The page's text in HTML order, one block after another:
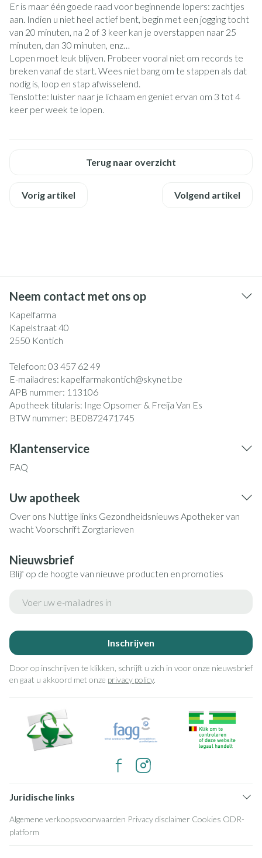
Er is maar één goede raad voor beginnende lopers: zachtjes
aan. Indien u niet heel actief bent, begin met een jogging tocht
van 20 minuten, na 2 of 3 keer kan je overstappen naar 25
minuten, dan 30 minuten, enz…
Lopen moet leuk blijven. Probeer vooral niet om records te
breken vanaf de start. Wees niet bang om te stappen als dat
nodig is, loop en stap afwisselend.
Tenslotte: luister naar je lichaam en geniet ervan om 3 tot 4
keer per week te lopen.
Terug naar overzicht
Vorig artikel Volgend artikel
Neem contact met ons op
Kapelfarma
Kapelstraat 40
2550 Kontich
Telefoon: 03 457 62 49
E-mailadres: kapelfarmakontich@skynet.be
APB nummer: 113106
Apotheek titularis: Inge Opsomer & Freija Van Es
BTW nummer: BE0872471745
Klantenservice
FAQ
Uw apotheek
Over ons Nuttige links Gezondheidsnieuws Apotheker van
wachtVoorschrift Zorgtarieven
Nieuwsbrief
Blijf op de hoogte van nieuwe producten en promoties
Inschrijven
Door op inschrijven te klikken, schrijft u zich in voor onze nieuwsbrief
en gaat u akkoord met onze privacy policy.
Juridische links
Algemene verkoopsvoorwaarden Privacy disclaimer Cookies ODR-
platform